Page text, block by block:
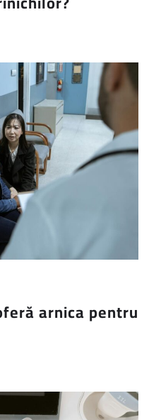
arnica pentru